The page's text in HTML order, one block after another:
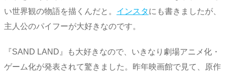
い世界観の物語を描くんだと。 インスタにも書きましたが、
主人公のパイフーが大好きなのです。
『SAND LAND』も大好きなので、いきなり劇場アニメ化・
ゲーム化が発表されて驚きました。昨年映画館で見て、原作